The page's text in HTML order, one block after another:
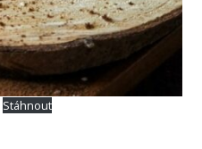
Stáhnout